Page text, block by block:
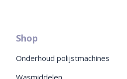
Shop
Onderhoud polijstmachines
Wasmiddelen